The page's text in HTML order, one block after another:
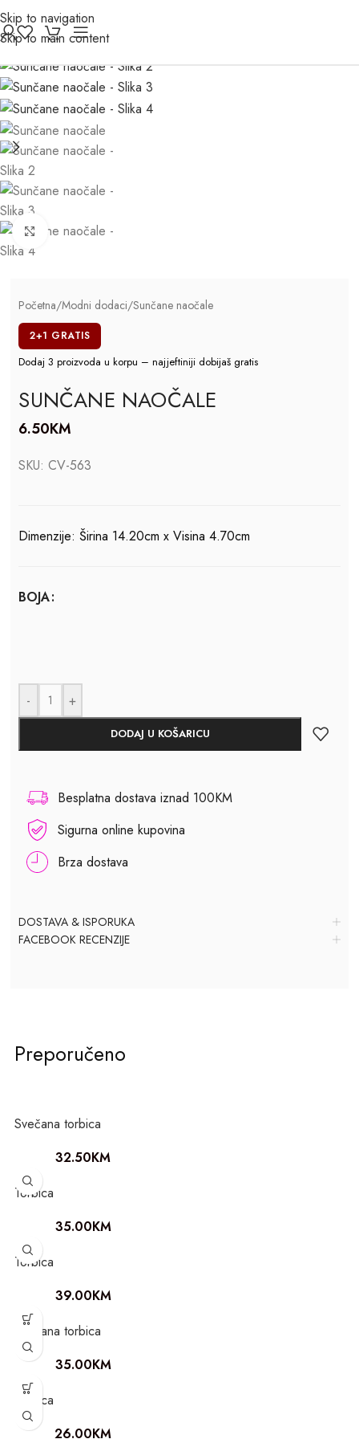
Skip to navigation
Skip to main content
Click to enlarge
Početna/Modni dodaci/Sunčane naočale
2+1 GRATIS
Dodaj 3 proizvoda u korpu – najjeftiniji dobijaš gratis
SUNČANE NAOČALE
6.50KM
SKU:CV-563
Dimenzije: Širina 14.20cm x Visina 4.70cm
BOJA
- +
DODAJ U KOŠARICU
Besplatna dostava iznad 100KM
Sigurna online kupovina
Brza dostava
DOSTAVA & ISPORUKA
FACEBOOK RECENZIJE
Preporučeno
Svečana torbica
32.50KM
Torbica
35.00KM
Torbica
39.00KM
Svečana torbica
35.00KM
Torbica
26.00KM